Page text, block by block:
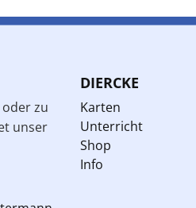
zu
unser
DIERCKE
Karten
Unterricht
Shop
Info